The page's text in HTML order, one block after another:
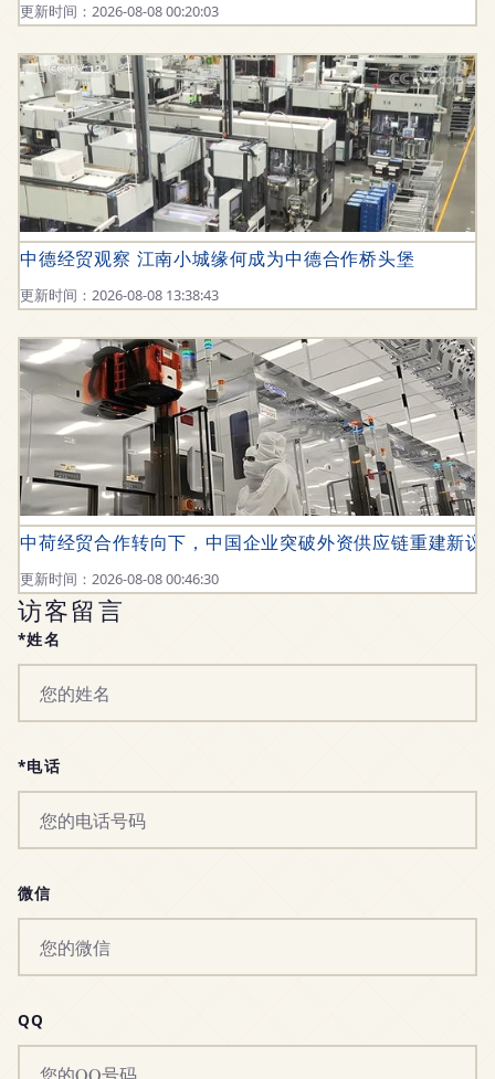
更新时间：2026-08-08 00:20:03
中德经贸观察 江南小城缘何成为中德合作桥头堡
更新时间：2026-08-08 13:38:43
中荷经贸合作转向下，中国企业突破外资供应链重建新议
更新时间：2026-08-08 00:46:30
访客留言
*姓名
*电话
微信
QQ